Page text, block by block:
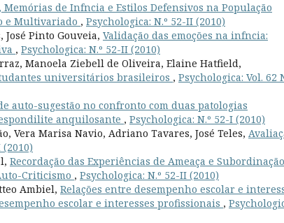
Memórias de Infncia e Estilos Defensivos na População
e Multivariado , Psychologica: N.º 52-II (2010)
Pinto Gouveia, Validação das emoções na infncia:
, Psychologica: N.º 52-II (2010)
Manoela Ziebell de Oliveira, Elaine Hatfield,
universitários brasileiros , Psychologica: Vol. 62
auto-sugestão no confronto com duas patologias
anquilosante , Psychologica: N.º 52-I (2010)
Vera Marisa Navio, Adriano Tavares, José Teles,
Recordação das Experiências de Ameaça e
Criticismo , Psychologica: N.º 52-II (2010)
Ambiel, Relações entre desempenho escolar e
escolar e interesses profissionais ,